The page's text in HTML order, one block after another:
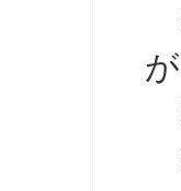
※
※
※